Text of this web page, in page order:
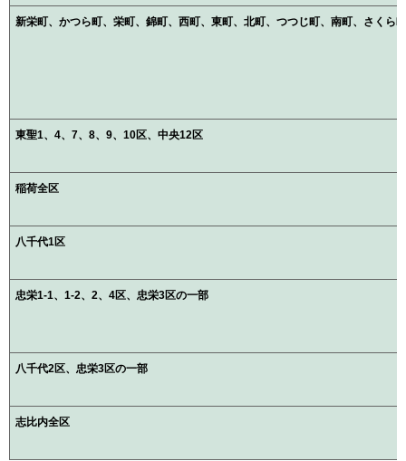
新栄町、かつら町、栄町、錦町、西町、東町、北町、つつじ町、南町、さく
東聖1、4、7、8、9、10区、中央12区
稲荷全区
八千代1区
忠栄1-1、1-2、2、4区、忠栄3区の一部
八千代2区、忠栄3区の一部
志比内全区